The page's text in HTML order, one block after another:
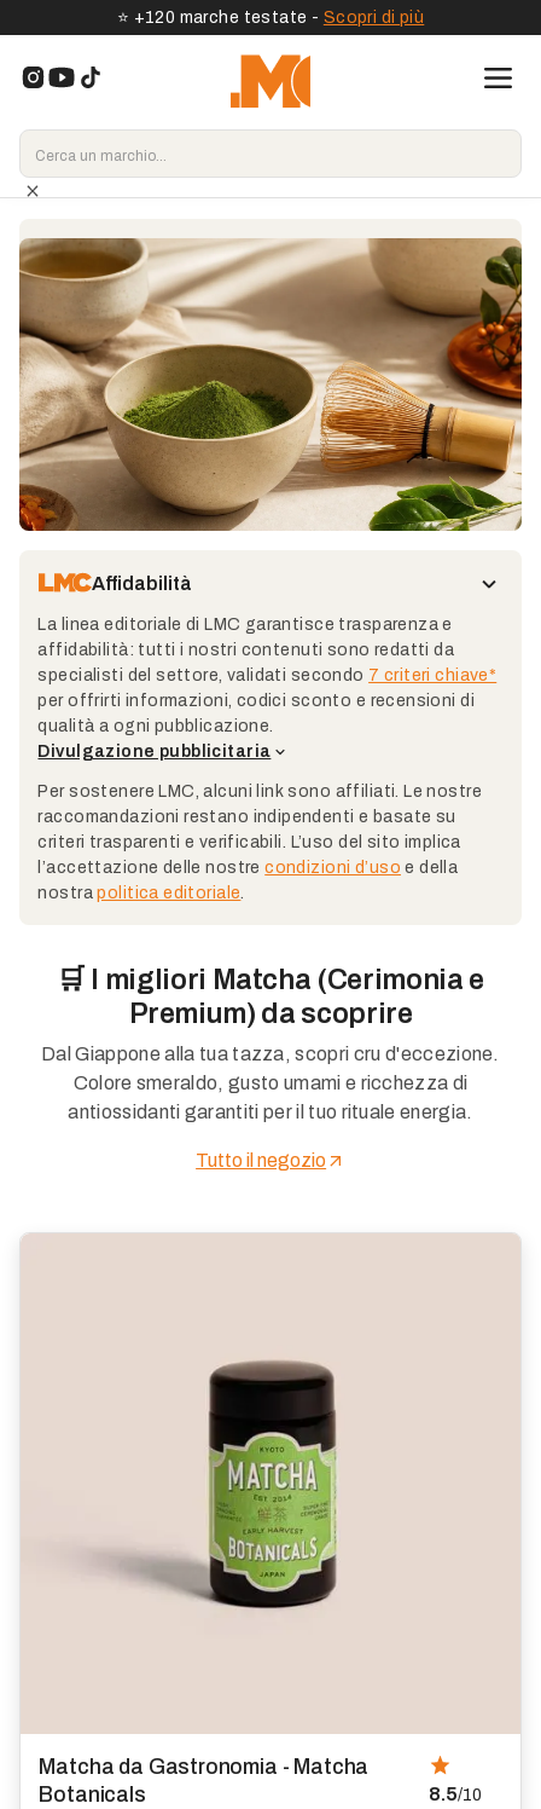
⭐️ +120 marche testate - Scopri di più
Home>Tipo di integratore Matcha
Quale matcha scegliere? Qualità,
usi e la nostra selezione testata
Confronta i migliori matcha in base alla loro origine
giapponese, al loro colore, alla loro finezza, al gusto,
agli usi in cerimonia o in latte, e trova le nostre
recensioni, confronti e codici sconto aggiornati.
Vedi gli integratori
Affidabilità
La linea editoriale di LMC garantisce trasparenza e
affidabilità: tutti i nostri contenuti sono redatti da
specialisti del settore, validati secondo 7 criteri chiave*
per offrirti informazioni, codici sconto e recensioni di
qualità a ogni pubblicazione.
Divulgazione pubblicitaria
Per sostenere LMC, alcuni link sono affiliati. Le nostre
raccomandazioni restano indipendenti e basate su
criteri trasparenti e verificabili. L’uso del sito implica
l’accettazione delle nostrecondizioni d’uso e della
nostrapolitica editoriale
🛒 I migliori Matcha (Cerimonia e
Premium) da scoprire
Dal Giappone alla tua tazza, scopri cru d'eccezione.
Colore smeraldo, gusto umami e ricchezza di
antiossidanti garantiti per il tuo rituale energia.
Tutto il negozio
Matcha da Gastronomia - Matcha
Botanicals
8.5/10